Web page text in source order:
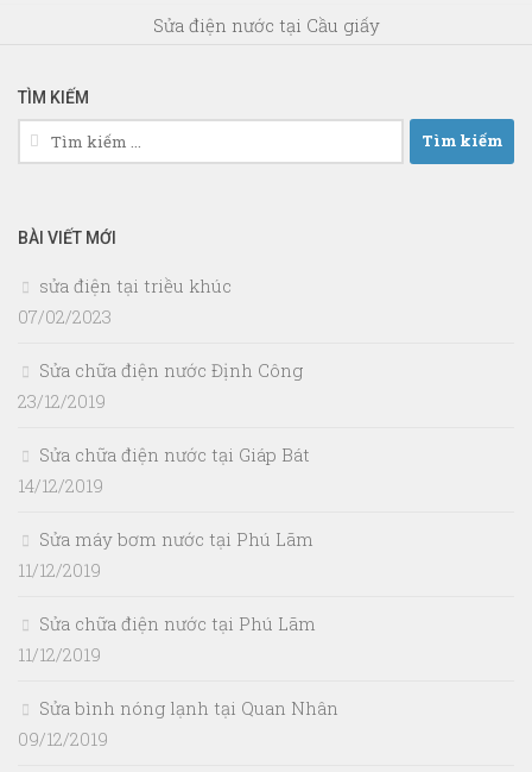
Sửa điện nước tại Cầu giấy
TÌM KIẾM
Tìm
kiếm
BÀI VIẾT MỚI
sửa điện tại triều khúc
07/02/2023
Sửa chữa điện nước Định Công
23/12/2019
Sửa chữa điện nước tại Giáp Bát
14/12/2019
Sửa máy bơm nước tại Phú Lãm
11/12/2019
Sửa chữa điện nước tại Phú Lãm
11/12/2019
Sửa bình nóng lạnh tại Quan Nhân
09/12/2019